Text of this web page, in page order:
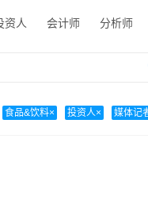
资人 会计师 分析师
食品&饮料× 投资人× 媒体记